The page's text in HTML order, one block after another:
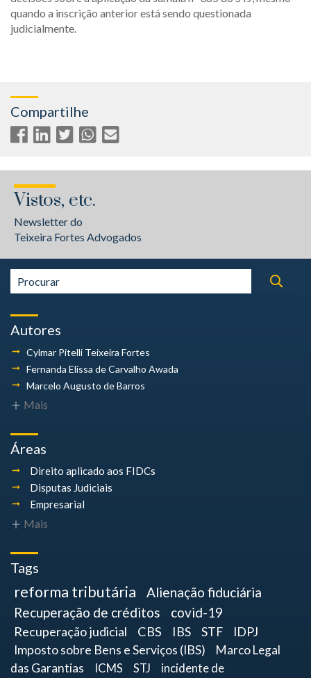
quando a inscrição anterior está sendo questionada
judicialmente.
Compartilhe
Vistos, etc.
Newsletter do
Teixeira Fortes Advogados
Autores
Cylmar Pitelli Teixeira Fortes
Fernanda Elissa de Carvalho Awada
Marcelo Augusto de Barros
Mais
Áreas
Direito aplicado aos FIDCs
Disputas Judiciais
Empresarial
Mais
Tags
reforma tributária
Alienação fiduciária
Recuperação de créditos
covid-19
Recuperação judicial CBS IBS STF
IDPJ
Imposto sobre Bens e Serviços (IBS)
Marco Legal
das Garantias
ICMS STJ
incidente de